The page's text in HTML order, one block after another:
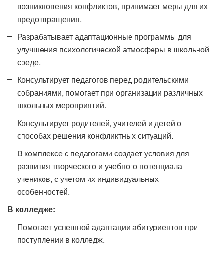
возникновения конфликтов, принимает меры для их
предотвращения.
Разрабатывает адаптационные программы для
улучшения психологической атмосферы в школьной
среде.
Консультирует педагогов перед родительскими
собраниями, помогает при организации различных
школьных мероприятий.
Консультирует родителей, учителей и детей о
способах решения конфликтных ситуаций.
В комплексе с педагогами создает условия для
развития творческого и учебного потенциала
учеников, с учетом их индивидуальных
особенностей.
В колледже:
Помогает успешной адаптации абитуриентов при
поступлении в колледж.